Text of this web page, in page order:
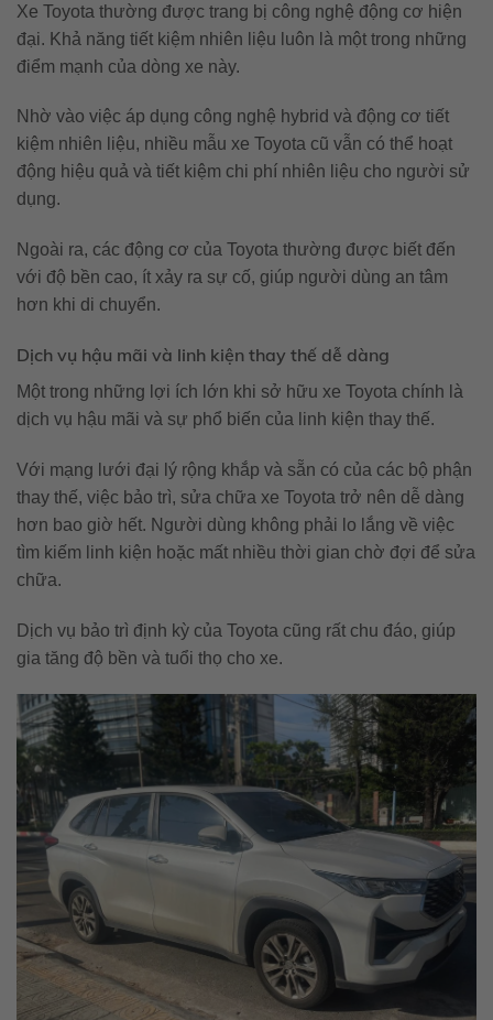
Xe Toyota thường được trang bị công nghệ động cơ hiện
đại. Khả năng tiết kiệm nhiên liệu luôn là một trong những
điểm mạnh của dòng xe này.
Nhờ vào việc áp dụng công nghệ hybrid và động cơ tiết
kiệm nhiên liệu, nhiều mẫu xe Toyota cũ vẫn có thể hoạt
động hiệu quả và tiết kiệm chi phí nhiên liệu cho người sử
dụng.
Ngoài ra, các động cơ của Toyota thường được biết đến
với độ bền cao, ít xảy ra sự cố, giúp người dùng an tâm
hơn khi di chuyển.
Dịch vụ hậu mãi và linh kiện thay thế dễ dàng
Một trong những lợi ích lớn khi sở hữu xe Toyota chính là
dịch vụ hậu mãi và sự phổ biến của linh kiện thay thế.
Với mạng lưới đại lý rộng khắp và sẵn có của các bộ phận
thay thế, việc bảo trì, sửa chữa xe Toyota trở nên dễ dàng
hơn bao giờ hết. Người dùng không phải lo lắng về việc
tìm kiếm linh kiện hoặc mất nhiều thời gian chờ đợi để sửa
chữa.
Dịch vụ bảo trì định kỳ của Toyota cũng rất chu đáo, giúp
gia tăng độ bền và tuổi thọ cho xe.